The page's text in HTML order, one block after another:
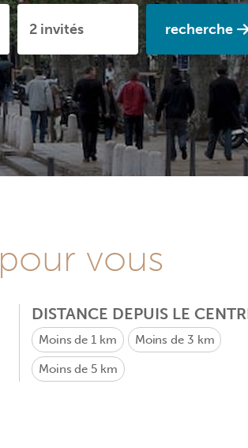
recherche
vous
DISTANCE DEPUIS LE
Moins de 1 km Moins de 3 km
Moins de 5 km